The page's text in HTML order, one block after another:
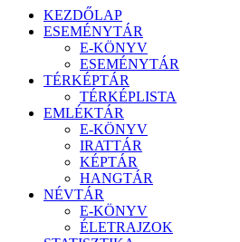
KEZDŐLAP
ESEMÉNYTÁR
E-KÖNYV
ESEMÉNYTÁR
TÉRKÉPTÁR
TÉRKÉPLISTA
EMLÉKTÁR
E-KÖNYV
IRATTÁR
KÉPTÁR
HANGTÁR
NÉVTÁR
E-KÖNYV
ÉLETRAJZOK